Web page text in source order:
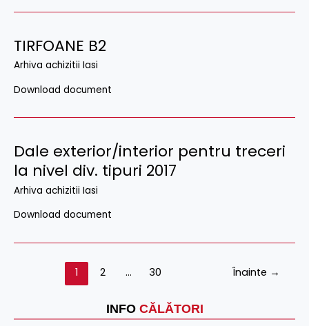
INFO CĂLĂTORI
TIRFOANE B2
Arhiva achizitii Iasi
Download document
Dale exterior/interior pentru treceri
la nivel div. tipuri 2017
Arhiva achizitii Iasi
Download document
1 2 … 30 Înainte →